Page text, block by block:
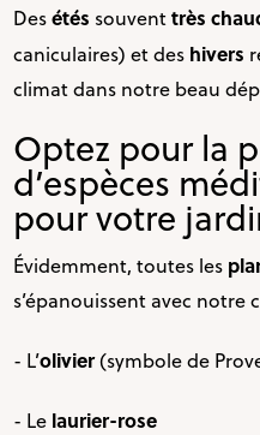
Desétés souventtrès
caniculaires) et des hivers
climat dans notre beau
Optez pour la
d’espèces
pour votre
Évidemment, toutes les
s’épanouissent avec notre
- L’olivier(symbole de
- Le laurier-rose